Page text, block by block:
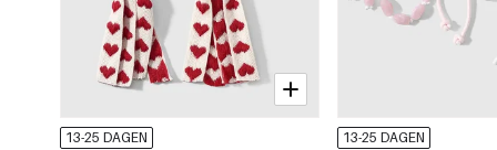
13-25 DAGEN 13-25 DAGEN